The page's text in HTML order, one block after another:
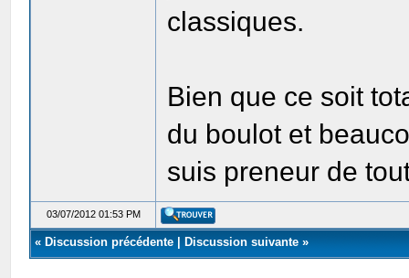
classiques.
Bien que ce soit
du boulot et
suis preneur de
03/07/2012 01:53 PM
« Discussion précédente Discussion suivante »